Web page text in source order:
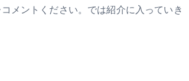
メントください。では紹介に入っていき